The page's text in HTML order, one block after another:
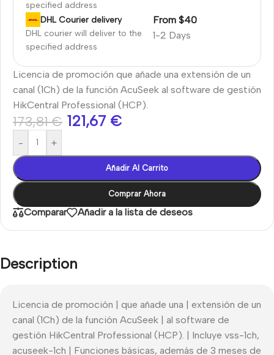
specified address
DHL Courier delivery
DHL courier will deliver to the
specified address
1-2 Days
From $40
Licencia de promoción que añade una extensión de un
canal (1Ch) de la función AcuSeek al software de gestión
HikCentral Professional (HCP).
173,81€ 121,67 €
- +
Añadir Al Carrito
Comprar Ahora
Comparar Añadir a la lista de deseos
Description
Licencia de promoción | que añade una | extensión de un
canal (1Ch) de la función AcuSeek | al software de
gestión HikCentral Professional (HCP). | Incluye vss-1ch,
acuseek-1ch | Funciones básicas, además de 3 meses de